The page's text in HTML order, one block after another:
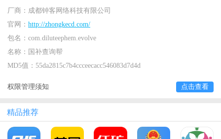
厂商： 成都钟客网络科技有限公司
官网： http://zhongkecd.com/
包名： com.diluteephem.evolve
名称： 国补查询帮
MD5值： 55da2815c7b4ccceecacc546083d7d4d
权限管理须知 点击查看
精品推荐